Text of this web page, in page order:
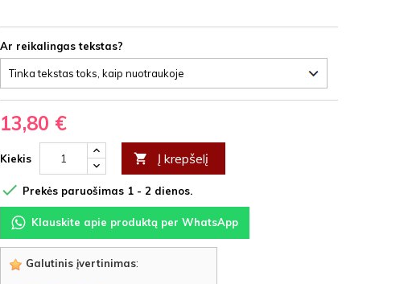
Ar reikalingas tekstas?
13,80 €
Kiekis  Į krepšelį
 Prekės paruošimas 1 - 2 dienos.
Klauskite apie produktą per WhatsApp
Galutinis įvertinimas: